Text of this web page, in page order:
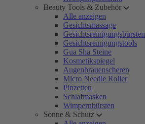
Beauty Tools & Zubehör
Alle anzeigen
Gesichtsmassage
Gesichtsreinigungsbürsten
Gesichtsreinigungstools
Gua Sha Steine
Kosmetikspiegel
Augenbrauenscheren
Micro Needle Roller
Pinzetten
Schlafmasken
Wimpernbürsten
Sonne & Schutz